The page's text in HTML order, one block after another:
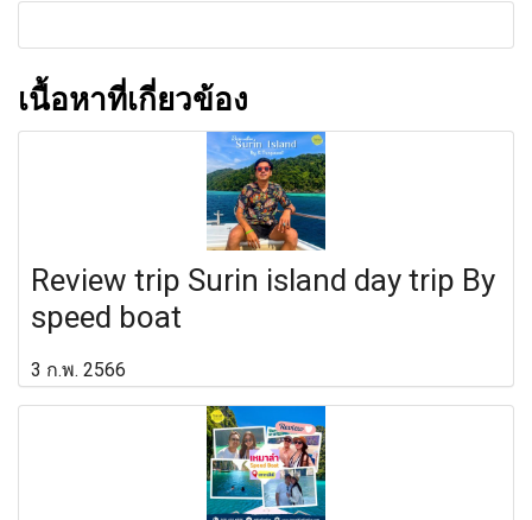
เนื้อหาที่เกี่ยวข้อง
Review trip Surin island day trip By
speed boat
3 ก.พ. 2566